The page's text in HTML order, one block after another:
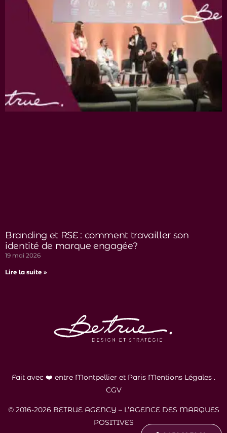
Branding et RSE : comment travailler son
identité de marque engagée?
19 mai 2026
Lire la suite »
Fait avec ❤️ entre Montpellier et Paris Mentions Légales .
CGV
© 2016-2026 BETRUE AGENCY – L’AGENCE DES MARQUES
POSITIVES